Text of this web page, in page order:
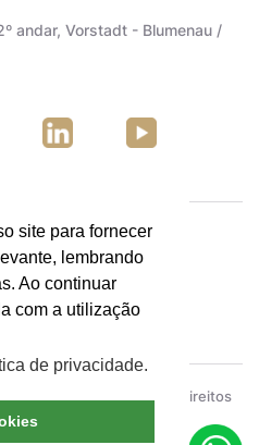
andar, Vorstadt - Blumenau /
de Blumenau © Todos os direitos
de Privacidade
site para fornecer
lembrando
Ao continuar
com a utilização
de privacidade.